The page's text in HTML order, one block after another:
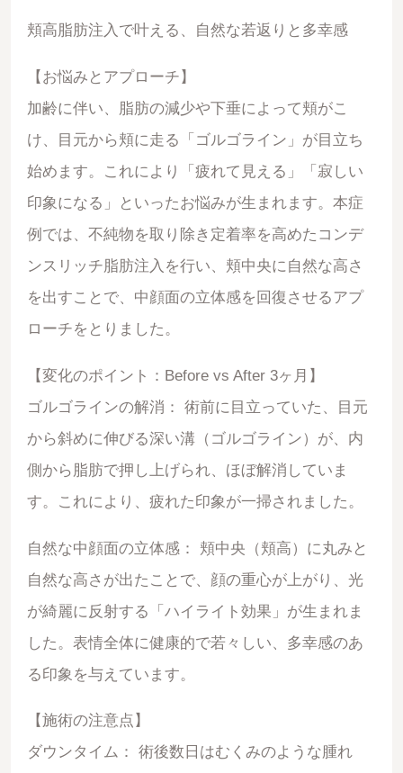
頬高脂肪注入で叶える、自然な若返りと多幸感
【お悩みとアプローチ】
加齢に伴い、脂肪の減少や下垂によって頬がこ
け、目元から頬に走る「ゴルゴライン」が目立ち
始めます。これにより「疲れて見える」「寂しい
印象になる」といったお悩みが生まれます。本症
例では、不純物を取り除き定着率を高めたコンデ
ンスリッチ脂肪注入を行い、頬中央に自然な高さ
を出すことで、中顔面の立体感を回復させるアプ
ローチをとりました。
【変化のポイント：Before vs After 3ヶ月】
ゴルゴラインの解消： 術前に目立っていた、目元
から斜めに伸びる深い溝（ゴルゴライン）が、内
側から脂肪で押し上げられ、ほぼ解消していま
す。これにより、疲れた印象が一掃されました。
自然な中顔面の立体感： 頬中央（頬高）に丸みと
自然な高さが出たことで、顔の重心が上がり、光
が綺麗に反射する「ハイライト効果」が生まれま
した。表情全体に健康的で若々しい、多幸感のあ
る印象を与えています。
【施術の注意点】
ダウンタイム： 術後数日はむくみのような腫れ